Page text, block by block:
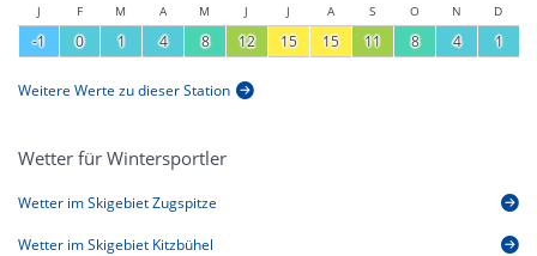
J F M A M J J A S O N D
-1 0 1 4 8 12 15 15 11 8 4 1
Weitere Werte zu dieser Station
Wetter für Wintersportler
Wetter im Skigebiet Zugspitze
Wetter im Skigebiet Kitzbühel